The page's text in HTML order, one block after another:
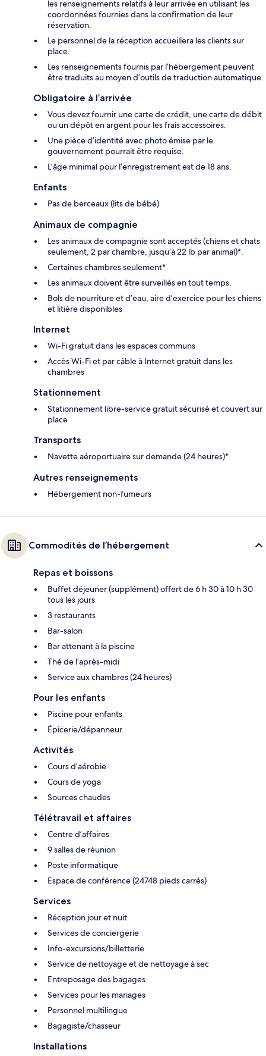
les renseignements relatifs à leur arrivée en utilisant les
coordonnées fournies dans la confirmation de leur
réservation.
Le personnel de la réception accueillera les clients sur
place.
Les renseignements fournis par l’hébergement peuvent
être traduits au moyen d’outils de traduction automatique.
Obligatoire à l’arrivée
Vous devez fournir une carte de crédit, une carte de débit
ou un dépôt en argent pour les frais accessoires.
Une pièce d’identité avec photo émise par le
gouvernement pourrait être requise.
L’âge minimal pour l’enregistrement est de 18 ans.
Enfants
Pas de berceaux (lits de bébé)
Animaux de compagnie
Les animaux de compagnie sont acceptés (chiens et chats
seulement, 2 par chambre, jusqu’à 22 lb par animal)*.
Certaines chambres seulement*
Les animaux doivent être surveillés en tout temps.
Bols de nourriture et d’eau, aire d’exercice pour les chiens
et litière disponibles
Internet
Wi-Fi gratuit dans les espaces communs
Accès Wi-Fi et par câble à Internet gratuit dans les
chambres
Stationnement
Stationnement libre-service gratuit sécurisé et couvert sur
place
Transports
Navette aéroportuaire sur demande (24 heures)*
Autres renseignements
Hébergement non-fumeurs
Commodités de l’hébergement
Repas et boissons
Buffet déjeuner (supplément) offert de 6 h 30 à 10 h 30
tous les jours
3 restaurants
Bar-salon
Bar attenant à la piscine
Thé de l’après-midi
Service aux chambres (24 heures)
Pour les enfants
Piscine pour enfants
Épicerie/dépanneur
Activités
Cours d’aérobie
Cours de yoga
Sources chaudes
Télétravail et affaires
Centre d’affaires
9 salles de réunion
Poste informatique
Espace de conférence (24748 pieds carrés)
Services
Réception jour et nuit
Services de conciergerie
Info-excursions/billetterie
Service de nettoyage et de nettoyage à sec
Entreposage des bagages
Services pour les mariages
Personnel multilingue
Bagagiste/chasseur
Installations